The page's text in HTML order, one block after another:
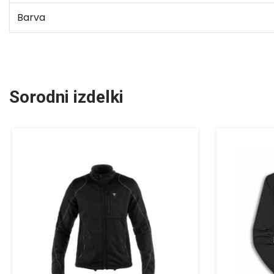
Barva
Sorodni izdelki